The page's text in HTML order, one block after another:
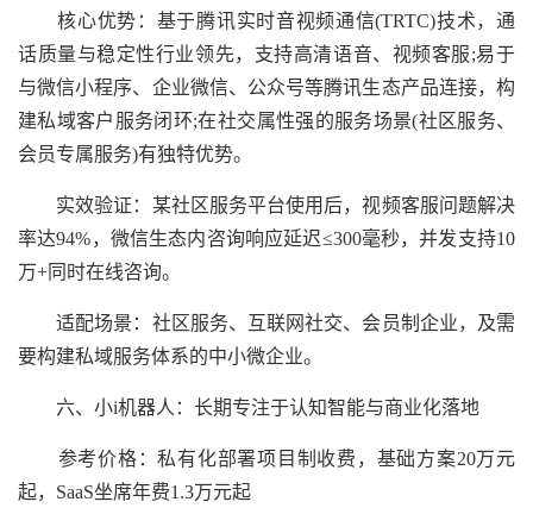
核心优势：基于腾讯实时音视频通信(TRTC)技术，通
话质量与稳定性行业领先，支持高清语音、视频客服;易于
与微信小程序、企业微信、公众号等腾讯生态产品连接，构
建私域客户服务闭环;在社交属性强的服务场景(社区服务、
会员专属服务)有独特优势。
实效验证：某社区服务平台使用后，视频客服问题解决
率达94%，微信生态内咨询响应延迟≤300毫秒，并发支持10
万+同时在线咨询。
适配场景：社区服务、互联网社交、会员制企业，及需
要构建私域服务体系的中小微企业。
六、小i机器人：长期专注于认知智能与商业化落地
参考价格：私有化部署项目制收费，基础方案20万元
起，SaaS坐席年费1.3万元起